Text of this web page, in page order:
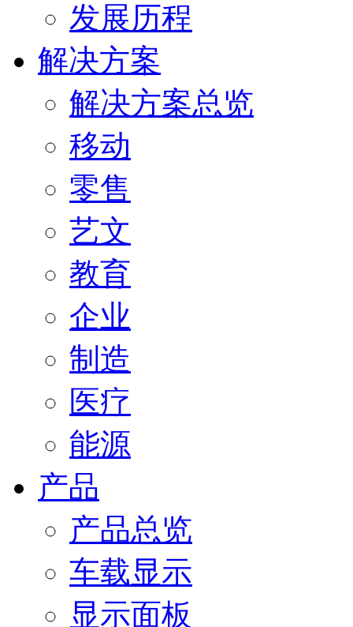
发展历程
解决方案
解决方案总览
移动
零售
艺文
教育
企业
制造
医疗
能源
产品
产品总览
车载显示
显示面板